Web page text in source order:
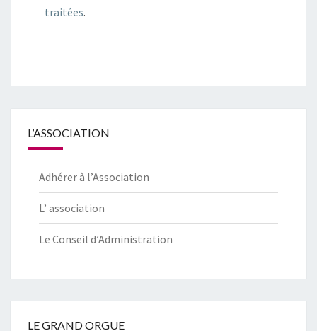
traitées.
L’ASSOCIATION
Adhérer à l’Association
L’ association
Le Conseil d’Administration
LE GRAND ORGUE